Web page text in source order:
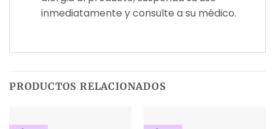
inmediatamente y consulte a su médico.
PRODUCTOS RELACIONADOS